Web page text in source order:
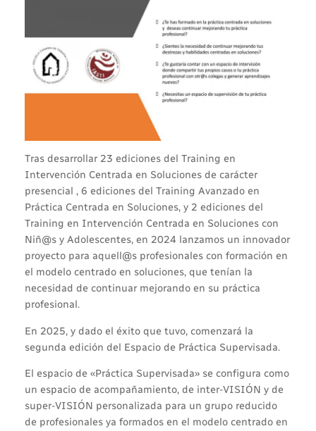
Tras desarrollar 23 ediciones del Training en
Intervención Centrada en Soluciones de carácter
presencial , 6 ediciones del Training Avanzado en
Práctica Centrada en Soluciones, y 2 ediciones del
Training en Intervención Centrada en Soluciones con
Niñ@s y Adolescentes, en 2024 lanzamos un innovador
proyecto para aquell@s profesionales con formación en
el modelo centrado en soluciones, que tenían la
necesidad de continuar mejorando en su práctica
profesional.
En 2025, y dado el éxito que tuvo, comenzará la
segunda edición del Espacio de Práctica Supervisada.
El espacio de «Práctica Supervisada» se configura como
un espacio de acompañamiento, de inter-VISIÓN y de
super-VISIÓN personalizada para un grupo reducido
de profesionales ya formados en el modelo centrado en